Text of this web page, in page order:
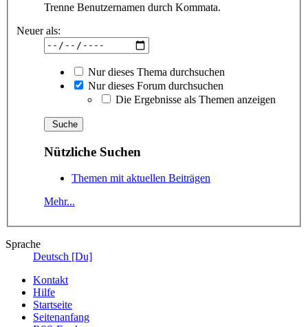
Trenne Benutzernamen durch Kommata.
Neuer als:
Nur dieses Thema durchsuchen
Nur dieses Forum durchsuchen
Die Ergebnisse als Themen anzeigen
Nützliche Suchen
Themen mit aktuellen Beiträgen
Mehr...
Sprache
Deutsch [Du]
Kontakt
Hilfe
Startseite
Seitenanfang